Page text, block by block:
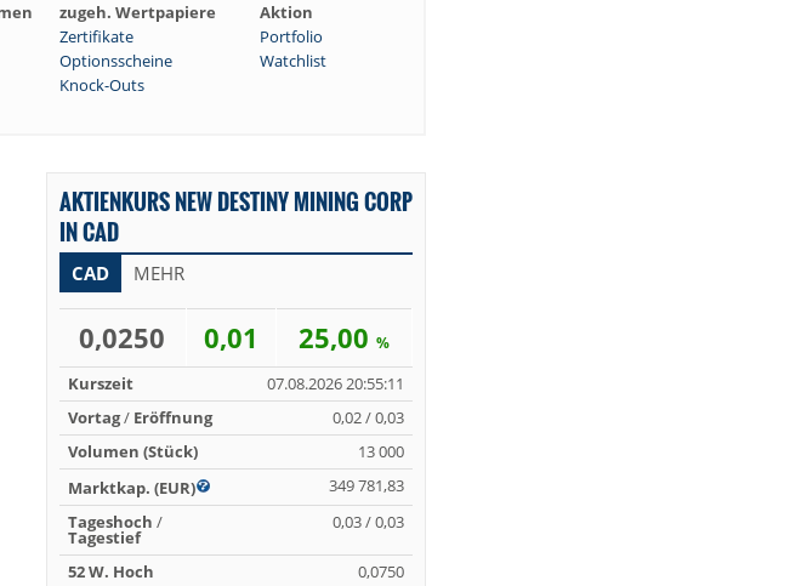
zugeh. Wertpapiere
Aktion
Zertifikate
Portfolio
Optionsscheine
Watchlist
Knock-Outs
AKTIENKURS NEW DESTINY MINING CORP
IN CAD
CAD MEHR
0,0250 0,01 25,00 %
Kurszeit
07.08.2026 20:55:11
Vortag/ Eröffnung
0,02 / 0,03
Volumen (Stück)
13 000
Marktkap. (EUR)
349 781,83
Tageshoch /
Tagestief
0,03 / 0,03
52 W. Hoch
0,0750